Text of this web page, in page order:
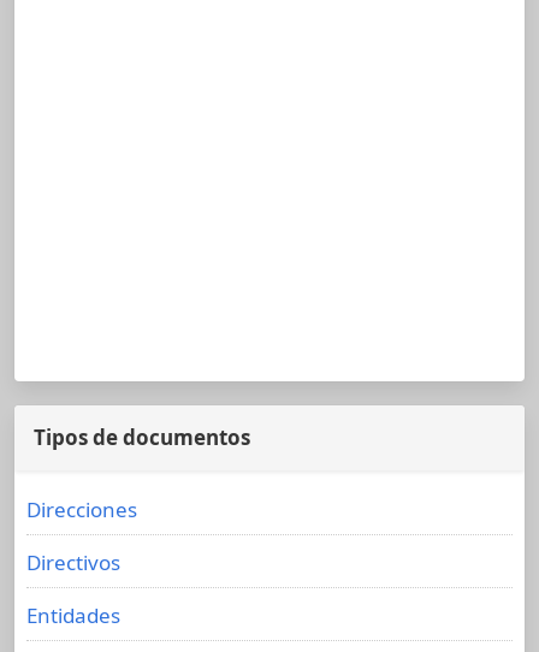
Tipos de documentos
Direcciones
Directivos
Entidades